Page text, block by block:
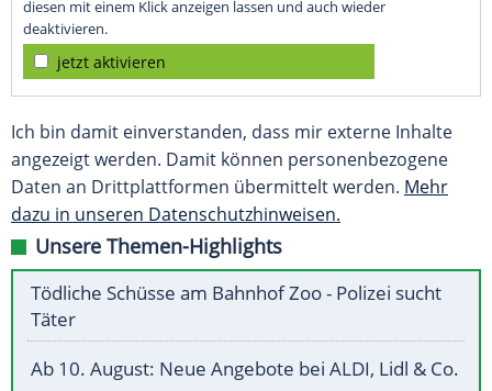
diesen mit einem Klick anzeigen lassen und auch wieder
deaktivieren.
jetzt aktivieren
Ich bin damit einverstanden, dass mir externe Inhalte
angezeigt werden. Damit können personenbezogene
Daten an Drittplattformen übermittelt werden. Mehr
dazu in unseren Datenschutzhinweisen.
Unsere Themen-Highlights
Tödliche Schüsse am Bahnhof Zoo - Polizei sucht
Täter
Ab 10. August: Neue Angebote bei ALDI, Lidl & Co.